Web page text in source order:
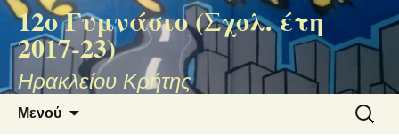
12ο Γυμνάσιο (Σχολ. έτη
2017-23)
Ηρακλείου Κρήτης
Μενού
για: